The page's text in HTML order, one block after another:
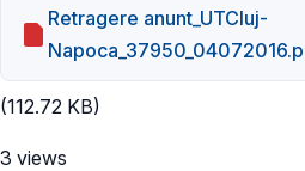
Retragere anunt_UTCluj-
(112.72 KB)
3 views